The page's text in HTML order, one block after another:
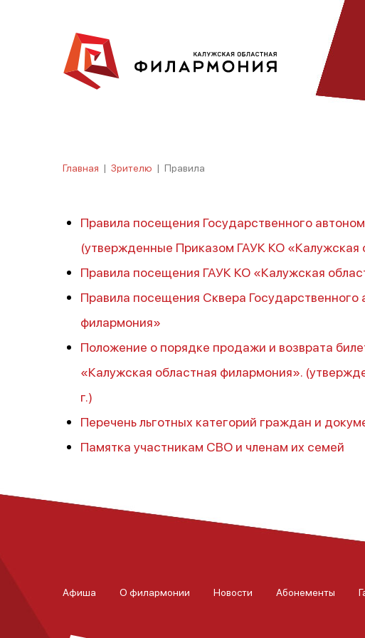
Главная | Зрителю | Правила
Правила посещения Государственного
(утвержденные Приказом ГАУК КО
Правила посещения ГАУК КО «Калужская
Правила посещения Сквера
филармония»
Положение о порядке продажи и возврата
«Калужская областная филармония».
г.)
Перечень льготных категорий граждан и
Памятка участникам СВО и членам их семей
Афиша О филармонии Новости Абонементы